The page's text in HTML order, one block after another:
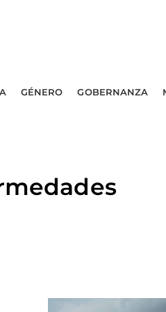
GÉNERO GOBERNANZA